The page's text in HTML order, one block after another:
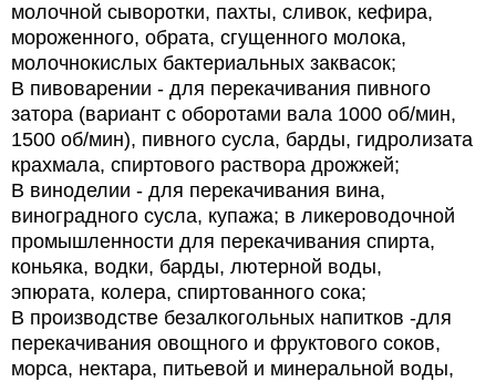
молочной сыворотки, пахты, сливок, кефира,
мороженного, обрата, сгущенного молока,
молочнокислых бактериальных заквасок;
В пивоварении - для перекачивания пивного
затора (вариант с оборотами вала 1000 об/мин,
1500 об/мин), пивного сусла, барды, гидролизата
крахмала, спиртового раствора дрожжей;
В виноделии - для перекачивания вина,
виноградного сусла, купажа; в ликероводочной
промышленности для перекачивания спирта,
коньяка, водки, барды, лютерной воды,
эпюрата, колера, спиртованного сока;
В производстве безалкогольных напитков -для
перекачивания овощного и фруктового соков,
морса, нектара, питьевой и минеральной воды,